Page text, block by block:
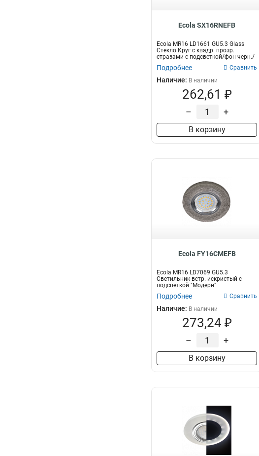
Ecola SX16RNEFB
Ecola MR16 LD1661 GU5.3 Glass
Стекло Круг с квадр. прозр.
стразами с подсветкой/фон черн./
Подробнее Сравнить
Наличие: В наличии
262,61 ₽
– +
В корзину
Ecola FY16CMEFB
Ecola MR16 LD7069 GU5.3
Светильник встр. искристый с
подсветкой "Модерн"
Тонированный...
Подробнее Сравнить
Наличие: В наличии
273,24 ₽
– +
В корзину